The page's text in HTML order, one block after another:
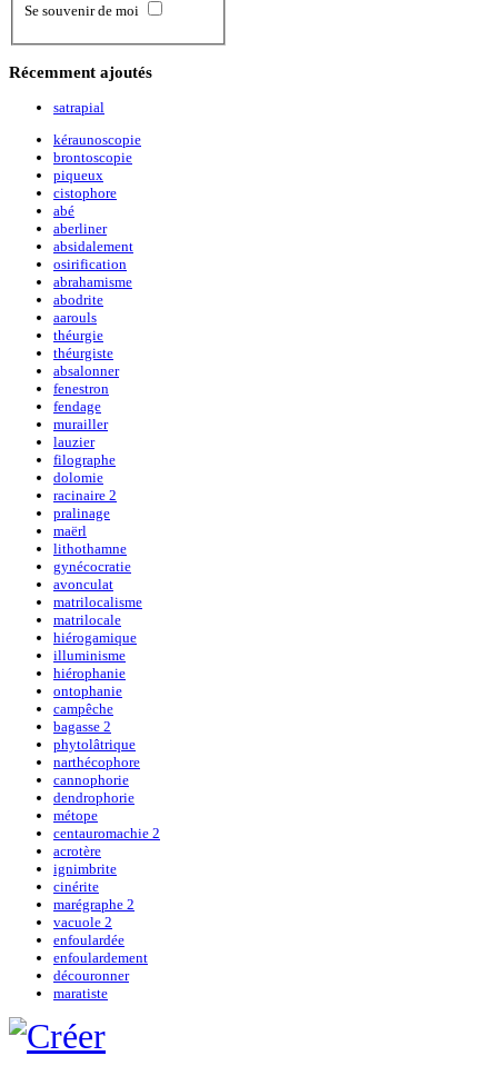
Se souvenir de moi
Récemment ajoutés
satrapial
kéraunoscopie
brontoscopie
piqueux
cistophore
abé
aberliner
absidalement
osirification
abrahamisme
abodrite
aarouls
théurgie
théurgiste
absalonner
fenestron
fendage
murailler
lauzier
filographe
dolomie
racinaire 2
pralinage
maërl
lithothamne
gynécocratie
avonculat
matrilocalisme
matrilocale
hiérogamique
illuminisme
hiérophanie
ontophanie
campêche
bagasse 2
phytolâtrique
narthécophore
cannophorie
dendrophorie
métope
centauromachie 2
acrotère
ignimbrite
cinérite
marégraphe 2
vacuole 2
enfoulardée
enfoulardement
découronner
maratiste